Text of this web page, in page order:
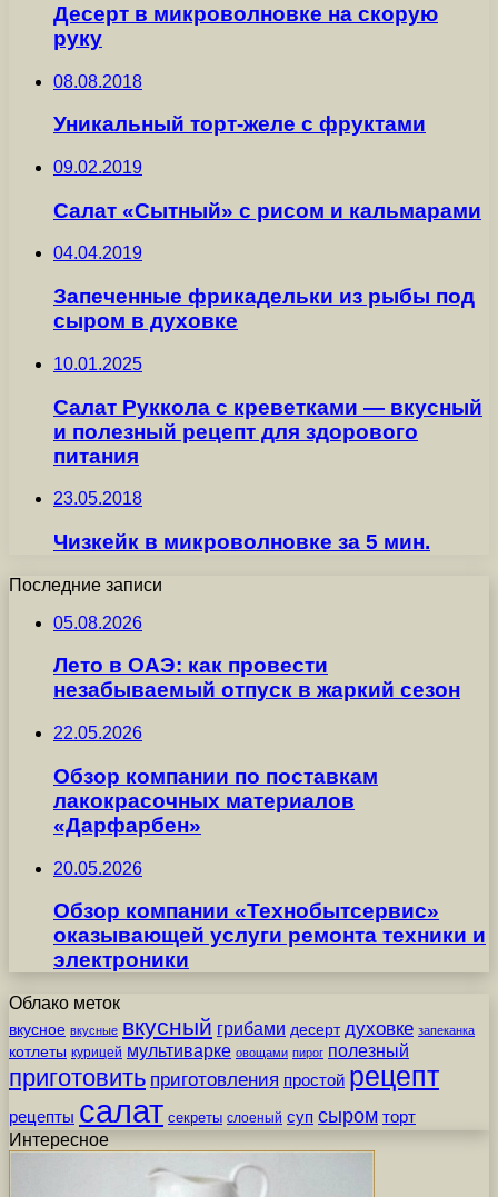
Десерт в микроволновке на скорую
руку
08.08.2018
Уникальный торт-желе с фруктами
09.02.2019
Салат «Сытный» с рисом и кальмарами
04.04.2019
Запеченные фрикадельки из рыбы под
сыром в духовке
10.01.2025
Салат Руккола с креветками — вкусный
и полезный рецепт для здорового
питания
23.05.2018
Чизкейк в микроволновке за 5 мин.
Последние записи
05.08.2026
Лето в ОАЭ: как провести
незабываемый отпуск в жаркий сезон
22.05.2026
Обзор компании по поставкам
лакокрасочных материалов
«Дарфарбен»
20.05.2026
Обзор компании «Технобытсервис»
оказывающей услуги ремонта техники и
электроники
Облако меток
вкусное вкусные вкусный грибами десерт духовке запеканка
котлеты курицей мультиварке овощами пирог полезный
приготовить приготовления простой рецепт
рецепты салат секреты слоеный суп сыром торт
Интересное